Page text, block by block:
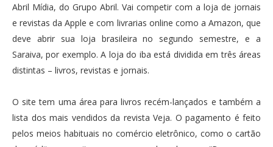
Abril Mídia, do Grupo Abril. Vai competir com a loja de jornais
e revistas da Apple e com livrarias online como a Amazon, que
deve abrir sua loja brasileira no segundo semestre, e a
Saraiva, por exemplo. A loja do iba está dividida em três áreas
distintas – livros, revistas e jornais.
O site tem uma área para livros recém-lançados e também a
lista dos mais vendidos da revista Veja. O pagamento é feito
pelos meios habituais no comércio eletrônico, como o cartão